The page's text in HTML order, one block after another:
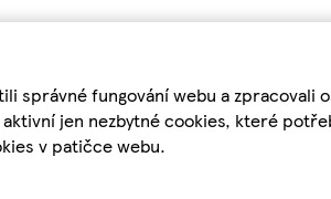
správné fungování webu a
jen nezbytné cookies, které
v patičce webu.